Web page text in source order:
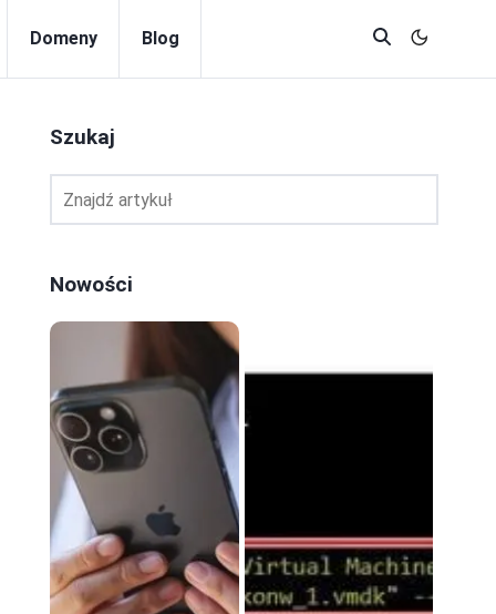
Domeny Blog
Szukaj
Nowości